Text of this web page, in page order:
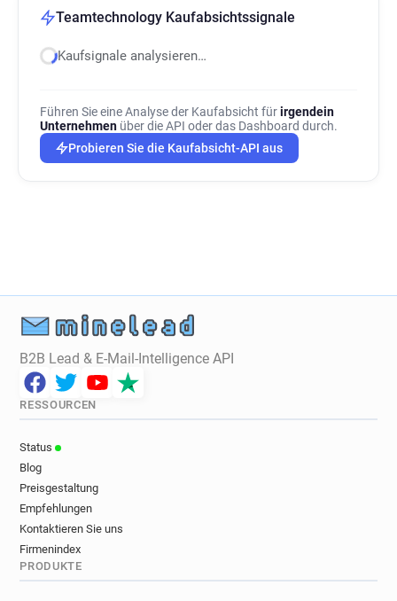
Teamtechnology Kaufabsichtssignale
Kaufsignale analysieren…
Führen Sie eine Analyse der Kaufabsicht fürirgendein
Unternehmen über die API oder das Dashboard durch.
Probieren Sie die Kaufabsicht-API aus
B2B Lead & E-Mail-Intelligence API
RESSOURCEN
Status
Blog
Preisgestaltung
Empfehlungen
Kontaktieren Sie uns
Firmenindex
PRODUKTE